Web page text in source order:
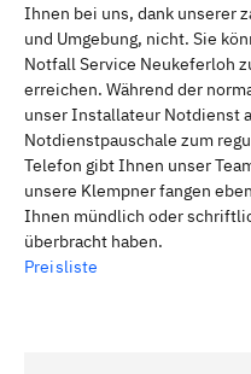
Ihnen bei uns, dank unserer
und Umgebung, nicht. Sie
Notfall Service Neukeferloh
erreichen. Während der
unser Installateur Notdienst
Notdienstpauschale zum
Telefon gibt Ihnen unser
unsere Klempner fangen
Ihnen mündlich oder
überbracht haben.
Preisliste